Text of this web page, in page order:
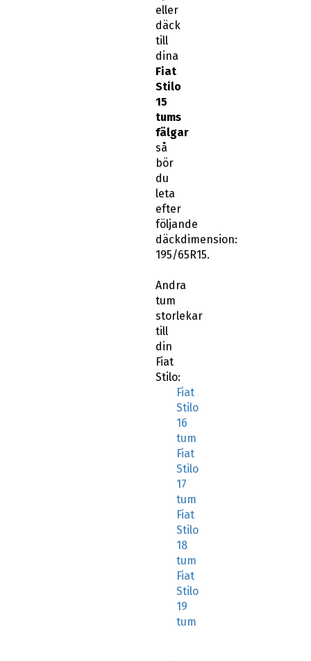
eller
däck
till
dina
Fiat
Stilo
15
tums
fälgar
så
bör
du
leta
efter
följande
däckdimension:
195/65R15.
Andra
tum
storlekar
till
din
Fiat
Stilo:
Fiat
Stilo
16
tum
Fiat
Stilo
17
tum
Fiat
Stilo
18
tum
Fiat
Stilo
19
tum